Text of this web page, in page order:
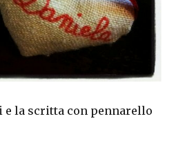
e la scritta con pennarello